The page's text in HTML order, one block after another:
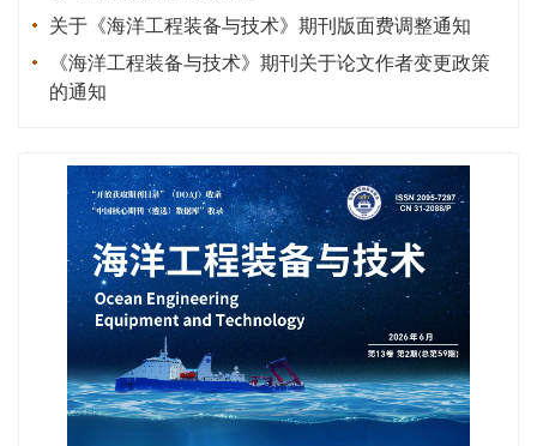
关于《海洋工程装备与技术》期刊版面费调整通知
《海洋工程装备与技术》期刊关于论文作者变更政策
的通知